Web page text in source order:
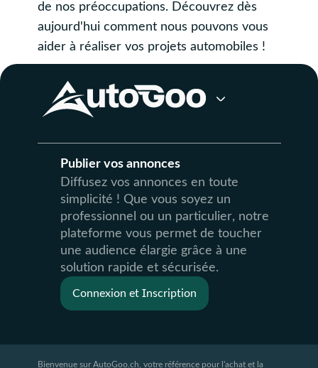
de nos préoccupations. Découvrez dès
aujourd'hui comment nous pouvons vous
aider à réaliser vos projets automobiles !
Publier vos annonces
Diffusez vos annonces en toute
simplicité ! Que vous soyez un
professionnel ou un particulier, notre
plateforme vous permet de toucher
une audience élargie grâce à une
solution rapide et sécurisée.
Connexion et Inscription
Bienvenue sur AutoGoo.ch, votre référence pour l'achat et la